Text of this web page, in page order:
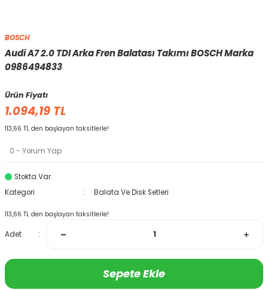
BOSCH
Audi A7 2.0 TDI Arka Fren Balatası Takımı BOSCH Marka
0986494833
Ürün Fiyatı
1.094,19 TL
113,66 TL den başlayan taksitlerle!
0 - Yorum Yap
Stokta Var
Kategori
Balata Ve Disk Setleri
113,66 TL den başlayan taksitlerle!
Adet
Sepete Ekle